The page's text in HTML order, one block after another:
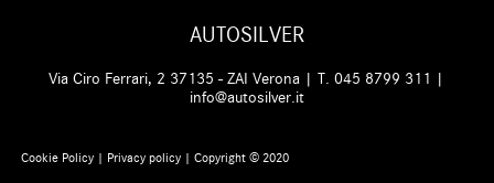
AUTOSILVER
Via Ciro Ferrari, 2 37135 - ZAI Verona | T.045 8799 311 |
info@autosilver.it
Cookie Policy | Privacy policy| Copyright © 2020